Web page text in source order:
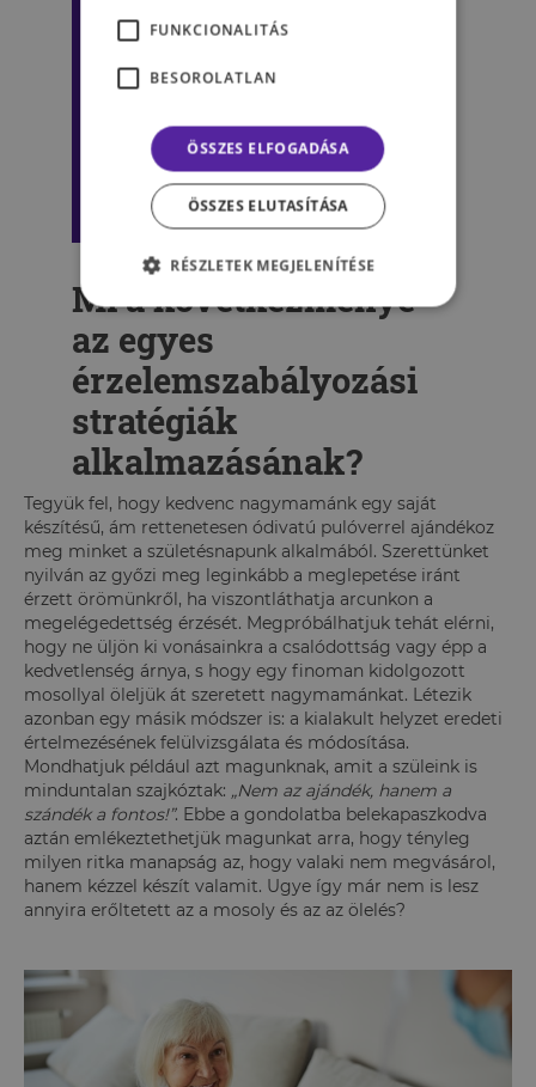
Mi a következménye
az egyes
érzelemszabályozási
stratégiák
alkalmazásának?
Tegyük fel, hogy kedvenc nagymamánk egy saját
készítésű, ám rettenetesen ódivatú pulóverrel ajándékoz
meg minket a születésnapunk alkalmából. Szerettünket
nyilván az győzi meg leginkább a meglepetése iránt
érzett örömünkről, ha viszontláthatja arcunkon a
megelégedettség érzését. Megpróbálhatjuk tehát elérni,
hogy ne üljön ki vonásainkra a csalódottság vagy épp a
kedvetlenség árnya, s hogy egy finoman kidolgozott
mosollyal öleljük át szeretett nagymamánkat. Létezik
azonban egy másik módszer is: a kialakult helyzet eredeti
értelmezésének felülvizsgálata és módosítása.
Mondhatjuk például azt magunknak, amit a szüleink is
minduntalan szajkóztak: „Nem az ajándék, hanem a
szándék a fontos!”. Ebbe a gondolatba belekapaszkodva
aztán emlékeztethetjük magunkat arra, hogy tényleg
milyen ritka manapság az, hogy valaki nem megvásárol,
hanem kézzel készít valamit. Ugye így már nem is lesz
annyira erőltetett az a mosoly és az az ölelés?
FUNKCIONALITÁS
BESOROLATLAN
ÖSSZES ELFOGADÁSA
ÖSSZES ELUTASÍTÁSA
RÉSZLETEK MEGJELENÍTÉSE